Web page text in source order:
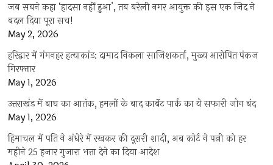
जब सबने कहा ‘हादसा नहीं हुआ’, तब बरेली नगर आयुक्त की इस एक जिद ने
बदल दिया पूरा सच!
May 2, 2026
हरिद्वार में गंगनहर हत्याकांड: दामाद निकला साजिशकर्ता, मुख्य आरोपित पंकज
गिरफ्तार
May 1, 2026
उत्तराखंड में बाघ का आतंक, हमलों के बाद कार्बेट पार्क का ये सफारी जोन बंद
May 1, 2026
हिमाचल में पति ने अंधेरे में रखकर की दूसरी शादी, अब कोर्ट ने पत्नी को हर
महीने 25 हजार गुजारा भत्ता देने का दिया आदेश